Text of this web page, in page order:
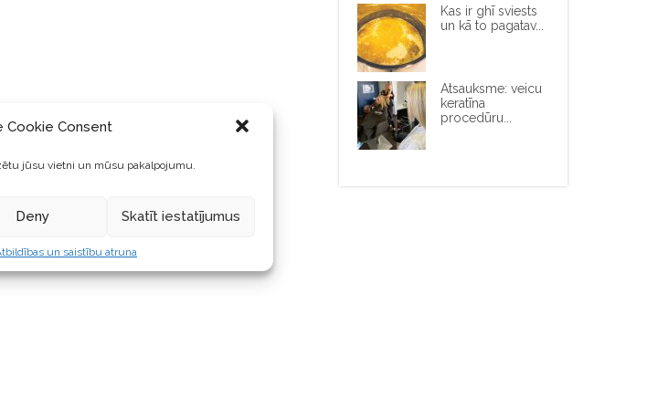
Cookie Consent
jūsu vietni un mūsu pakalpojumu.
Deny Skatīt iestatījumus
un saistību atruna
Kas ir ghī sviests
un kā to pagatav...
Atsauksme: veicu
keratīna
procedūru...